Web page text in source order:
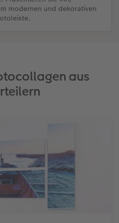
modernen und dekorativen
aus